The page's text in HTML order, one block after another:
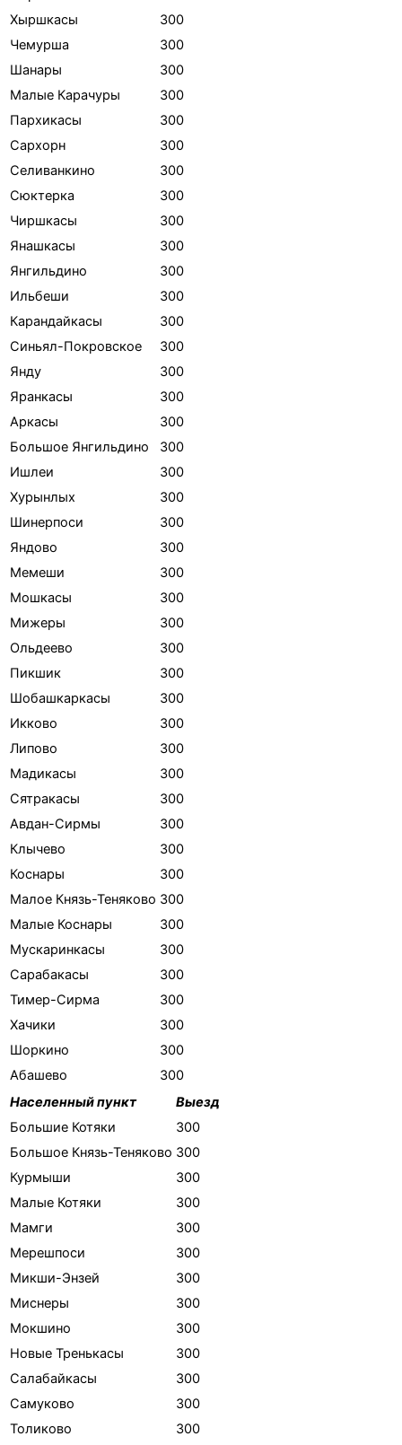
Хыршкасы
300
Чемурша
300
Шанары
300
Малые Карачуры
300
Пархикасы
300
Сархорн
300
Селиванкино
300
Сюктерка
300
Чиршкасы
300
Янашкасы
300
Янгильдино
300
Ильбеши
300
Карандайкасы
300
Синьял-Покровское
300
Янду
300
Яранкасы
300
Аркасы
300
Большое Янгильдино
300
Ишлеи
300
Хурынлых
300
Шинерпоси
300
Яндово
300
Мемеши
300
Мошкасы
300
Мижеры
300
Ольдеево
300
Пикшик
300
Шобашкаркасы
300
Икково
300
Липово
300
Мадикасы
300
Сятракасы
300
Авдан-Сирмы
300
Клычево
300
Коснары
300
Малое Князь-Теняково 300
Малые Коснары
300
Мускаринкасы
300
Сарабакасы
300
Тимер-Сирма
300
Хачики
300
Шоркино
300
Абашево
300
Населенный пункт
Выезд
Большие Котяки
300
Большое Князь-Теняково 300
Курмыши
300
Малые Котяки
300
Мамги
300
Мерешпоси
300
Микши-Энзей
300
Миснеры
300
Мокшино
300
Новые Тренькасы
300
Салабайкасы
300
Самуково
300
Толиково
300